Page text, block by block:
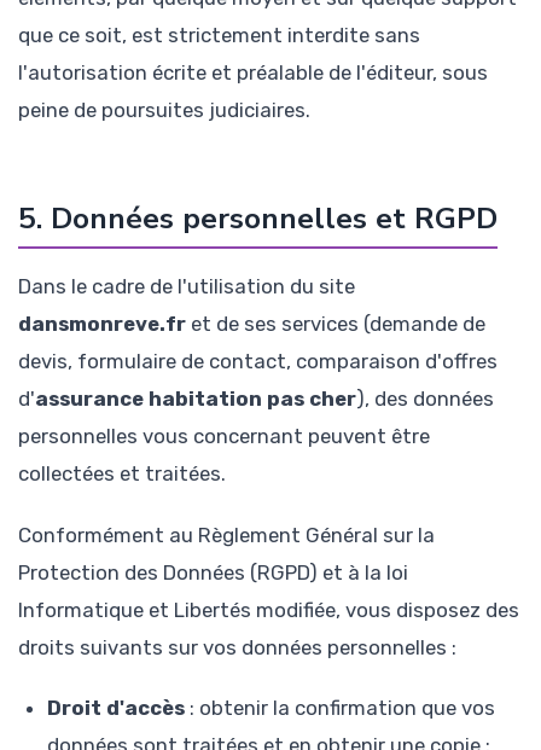
que ce soit, est strictement interdite sans
l'autorisation écrite et préalable de l'éditeur, sous
peine de poursuites judiciaires.
5. Données personnelles et RGPD
Dans le cadre de l'utilisation du site
dansmonreve.fr et de ses services (demande de
devis, formulaire de contact, comparaison d'offres
d'assurance habitation pas cher), des données
personnelles vous concernant peuvent être
collectées et traitées.
Conformément au Règlement Général sur la
Protection des Données (RGPD) et à la loi
Informatique et Libertés modifiée, vous disposez des
droits suivants sur vos données personnelles :
Droit d'accès : obtenir la confirmation que vos
données sont traitées et en obtenir une copie ;